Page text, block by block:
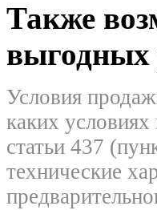
Также
выгодных
Условия
каких
статьи 437
технические